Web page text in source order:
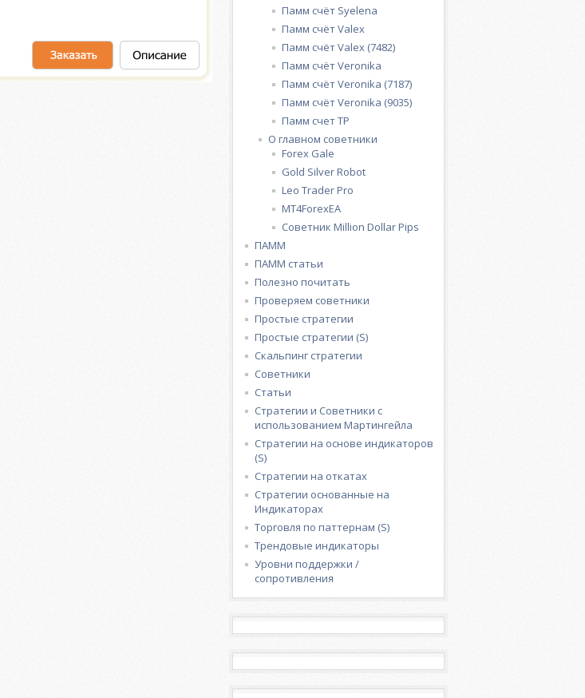
Памм счёт Syelena
Памм счёт Valex
Памм счёт Valex (7482)
Памм счёт Veronika
Памм счёт Veronika (7187)
Памм счёт Veronika (9035)
Памм счет ТР
О главном советники
Forex Gale
Gold Silver Robot
Leo Trader Pro
MT4ForexEA
Советник Million Dollar Pips
ПАММ
ПАММ статьи
Полезно почитать
Проверяем советники
Простые стратегии
Простые стратегии (S)
Скальпинг стратегии
Советники
Статьи
Стратегии и Советники с
использованием Мартингейла
Стратегии на основе индикаторов
(S)
Стратегии на откатах
Стратегии основанные на
Индикаторах
Торговля по паттернам (S)
Трендовые индикаторы
Уровни поддержки /
сопротивления